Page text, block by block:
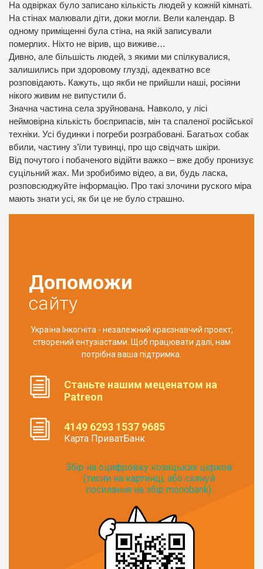
На одвірках було записано кількість людей у кожній кімнаті.
На стінах малювали діти, доки могли. Вели календар. В
одному приміщенні була стіна, на якій записували
померлих. Ніхто не вірив, що виживе…
Дивно, але більшість людей, з якими ми спілкувалися,
залишились при здоровому глузді, адекватно все
розповідають. Кажуть, що якби не прийшли наші, росіяни
нікого живим не випустили б.
Значна частина села зруйнована. Навколо, у лісі
неймовірна кількість боєприпасів, мін та спаленої російської
техніки. Усі будинки і погреби розграбовані. Багатьох собак
вбили, частину з’їли тувинці, про що свідчать шкіри.
Від почутого і побаченого відійти важко – вже добу пронизує
суцільний жах. Ми зробибимо відео, а ви, будь ласка,
розповсюджуйте інформацію. Про такі злочини руского міра
мають знати усі, як би це не було страшно.
Допоможи
сайту
Україна Інкогніта - незалежний краєзнавчий проект,
створений ентузіастами. Щоб працювати далі, нам
потрібна ваша підтримка.
Станьте нашим меценатом на
Patreon
4149 6293 1537 9685
Карта ПриватБанк
Збір на оцифровку козацьких церков
(тисни на картинці, або скануй
посилання на збір monobank):